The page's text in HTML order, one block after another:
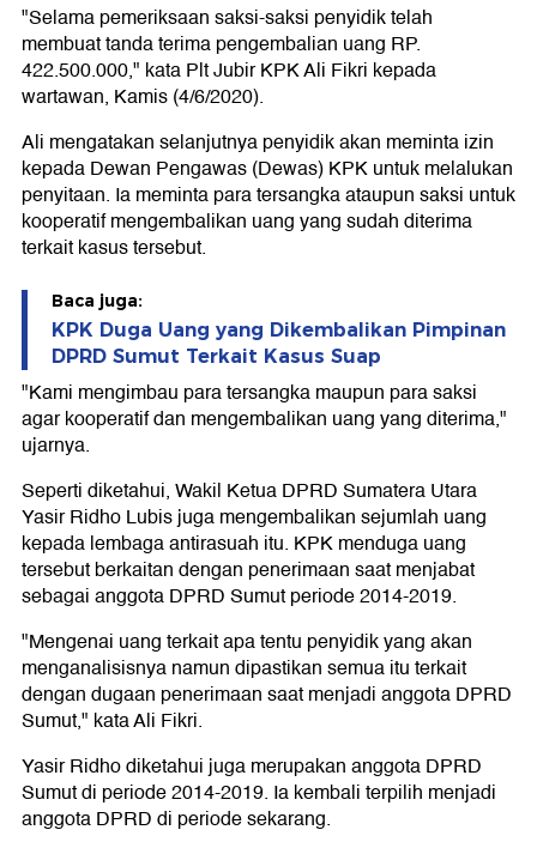
"Selama pemeriksaan saksi-saksi penyidik telah
membuat tanda terima pengembalian uang RP.
422.500.000," kata Plt Jubir KPK Ali Fikri kepada
wartawan, Kamis (4/6/2020).
Ali mengatakan selanjutnya penyidik akan meminta izin
kepada Dewan Pengawas (Dewas) KPK untuk melalukan
penyitaan. Ia meminta para tersangka ataupun saksi untuk
kooperatif mengembalikan uang yang sudah diterima
terkait kasus tersebut.
Baca juga:
KPK Duga Uang yang Dikembalikan Pimpinan
DPRD Sumut Terkait Kasus Suap
"Kami mengimbau para tersangka maupun para saksi
agar kooperatif dan mengembalikan uang yang diterima,"
ujarnya.
Seperti diketahui, Wakil Ketua DPRD Sumatera Utara
Yasir Ridho Lubis juga mengembalikan sejumlah uang
kepada lembaga antirasuah itu. KPK menduga uang
tersebut berkaitan dengan penerimaan saat menjabat
sebagai anggota DPRD Sumut periode 2014-2019.
"Mengenai uang terkait apa tentu penyidik yang akan
menganalisisnya namun dipastikan semua itu terkait
dengan dugaan penerimaan saat menjadi anggota DPRD
Sumut," kata Ali Fikri.
Yasir Ridho diketahui juga merupakan anggota DPRD
Sumut di periode 2014-2019. Ia kembali terpilih menjadi
anggota DPRD di periode sekarang.